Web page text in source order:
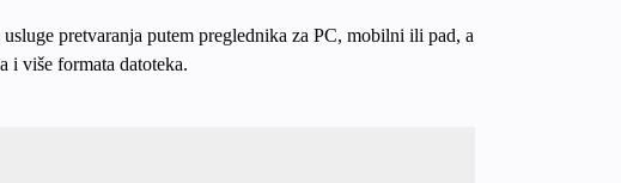
pretvaranja putem preglednika za PC, mobilni ili pad, a
i više formata datoteka.